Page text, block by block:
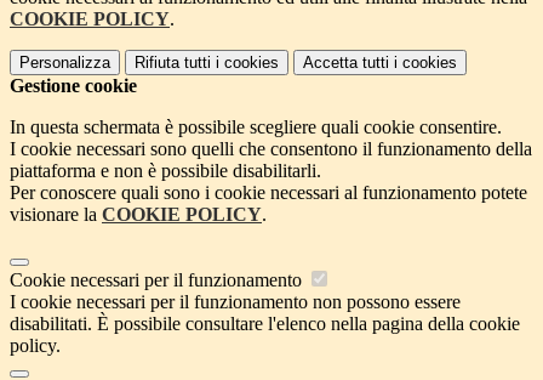
COOKIE POLICY.
Personalizza Rifiuta tutti i cookies Accetta tutti i cookies
Gestione cookie
In questa schermata è possibile scegliere quali cookie consentire.
I cookie necessari sono quelli che consentono il funzionamento della
piattaforma e non è possibile disabilitarli.
Per conoscere quali sono i cookie necessari al funzionamento potete
visionare la COOKIE POLICY.
Cookie necessari per il funzionamento
I cookie necessari per il funzionamento non possono essere
disabilitati. È possibile consultare l'elenco nella pagina della cookie
policy.